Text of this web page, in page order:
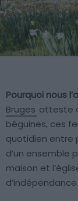
Pourquoi nous
Bruges atteste
béguines, ces
quotidien entre
d’un ensemble
maison et